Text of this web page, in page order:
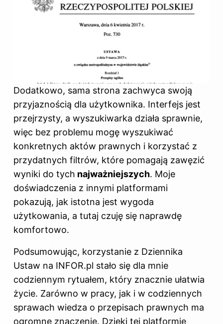
Dodatkowo, sama strona zachwyca swoją
przyjaznością dla użytkownika. Interfejs jest
przejrzysty, a wyszukiwarka działa sprawnie,
więc bez problemu mogę wyszukiwać
konkretnych aktów prawnych i korzystać z
przydatnych filtrów, które pomagają zawęzić
wyniki do tych najważniejszych. Moje
doświadczenia z innymi platformami
pokazują, jak istotna jest wygoda
użytkowania, a tutaj czuję się naprawdę
komfortowo.
Podsumowując, korzystanie z Dziennika
Ustaw na INFOR.pl stało się dla mnie
codziennym rytuałem, który znacznie ułatwia
życie. Zarówno w pracy, jak i w codziennych
sprawach wiedza o przepisach prawnych ma
ogromne znaczenie. Dzięki tej platformie